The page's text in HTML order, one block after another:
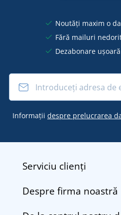
Noutăți maxim o
Fără mailuri
Dezabonare ușoară
Informații despre prelucrarea
Serviciu clienți
Contact
Despre firma noastră